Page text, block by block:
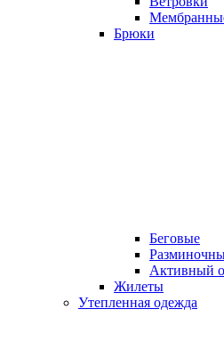
Брюки
Беговые
Активный
Жилеты
Утепленная одежда